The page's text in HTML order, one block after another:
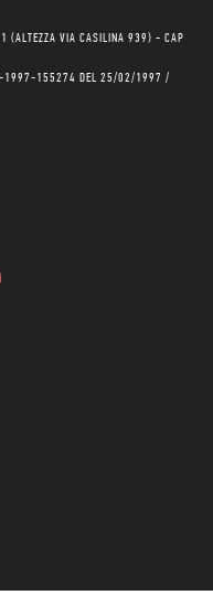
(ALTEZZA VIA CASILINA 939) - CAP
1997-155274 DEL 25/02/1997 /